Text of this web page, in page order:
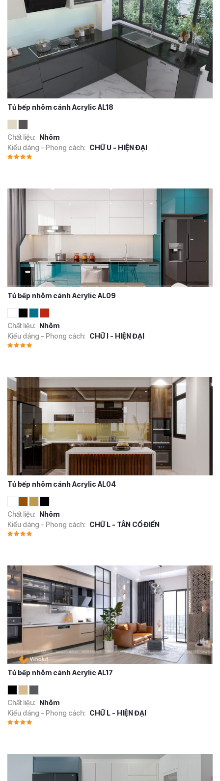
Tủ bếp nhôm cánh Acrylic AL18
Chất liệu: Nhôm
Kiểu dáng - Phong cách: CHỮ U - HIỆN ĐẠI
Tủ bếp nhôm cánh Acrylic AL09
Chất liệu: Nhôm
Kiểu dáng - Phong cách: CHỮ I - HIỆN ĐẠI
Tủ bếp nhôm cánh Acrylic AL04
Chất liệu: Nhôm
Kiểu dáng - Phong cách: CHỮ L - TÂN CỔ ĐIỂN
Tủ bếp nhôm cánh Acrylic AL17
Chất liệu: Nhôm
Kiểu dáng - Phong cách: CHỮ L - HIỆN ĐẠI